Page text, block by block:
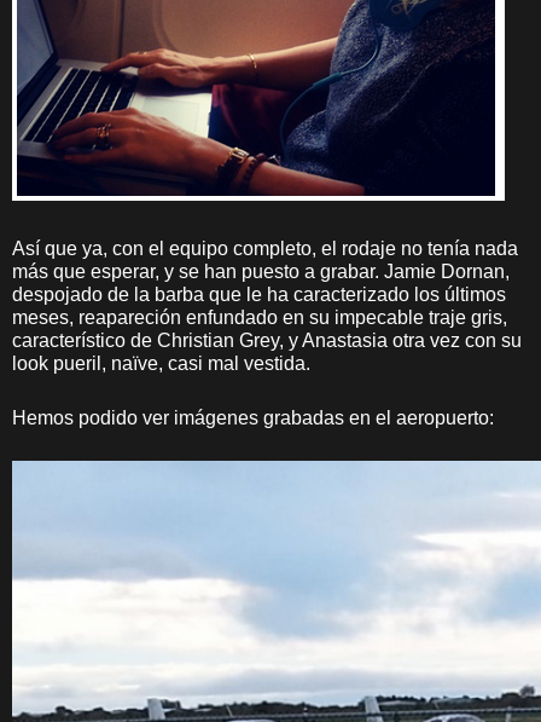
Así que ya, con el equipo completo, el rodaje no tenía nada
más que esperar, y se han puesto a grabar. Jamie Dornan,
despojado de la barba que le ha caracterizado los últimos
meses, reapareción enfundado en su impecable traje gris,
característico de Christian Grey, y Anastasia otra vez con su
look pueril, naïve, casi mal vestida.
Hemos podido ver imágenes grabadas en el aeropuerto: